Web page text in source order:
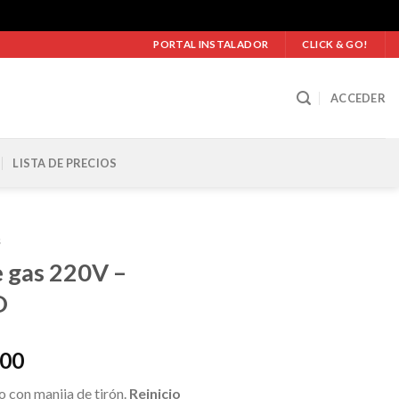
PORTAL INSTALADOR CLICK & GO!
ACCEDER
LISTA DE PRECIOS
220V –
Rango
con manija de tirón. Reinicio